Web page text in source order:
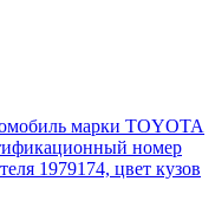
марки TOYOTA
номер
1979174, цвет кузов